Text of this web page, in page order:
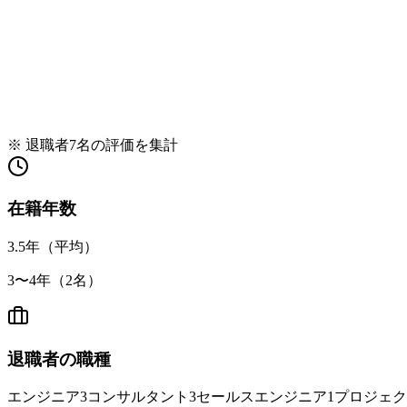
※ 退職者7名の評価を集計
在籍年数
3.5年（平均）
3〜4年（2名）
退職者の職種
エンジニア3コンサルタント 3セールスエンジニア1 プロジェ